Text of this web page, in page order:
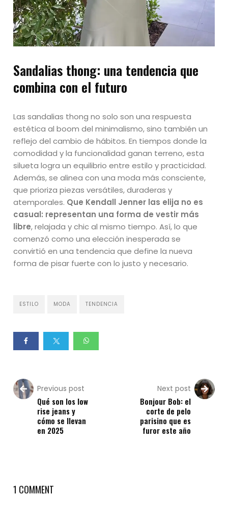
Sandalias thong: una tendencia que
combina con el futuro
Las sandalias thong no solo son una respuesta
estética al boom del minimalismo, sino también un
reflejo del cambio de hábitos. En tiempos donde la
comodidad y la funcionalidad ganan terreno, esta
silueta logra un equilibrio entre estilo y practicidad.
Además, se alinea con una moda más consciente,
que prioriza piezas versátiles, duraderas y
atemporales. Que Kendall Jenner las elija no es
casual: representan una forma de vestir más
libre, relajada y chic al mismo tiempo. Así, lo que
comenzó como una elección inesperada se
convirtió en una tendencia que define la nueva
forma de pisar fuerte con lo justo y necesario.
ESTILO MODA TENDENCIA
Previous post
Qué son los low
rise jeans y
cómo se llevan
en 2025
Next post
Bonjour Bob: el
corte de pelo
parisino que es
furor este año
1 COMMENT